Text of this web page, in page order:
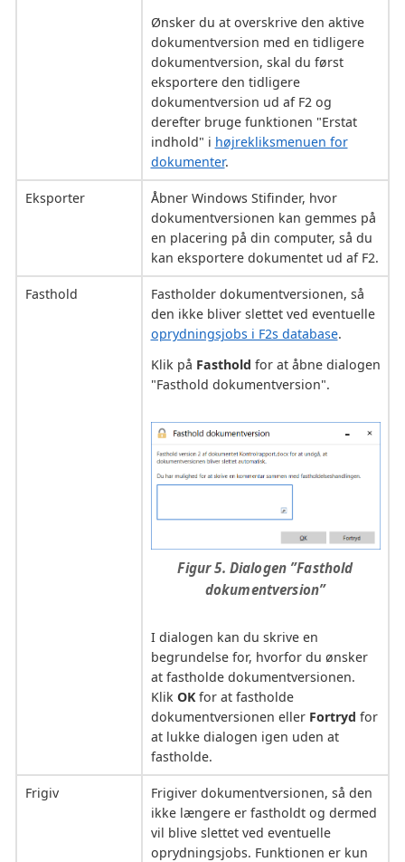
Ønsker du at overskrive den aktive
dokumentversion med en tidligere
dokumentversion, skal du først
eksportere den tidligere
dokumentversion ud af F2 og
derefter bruge funktionen "Erstat
indhold" i højrekliksmenuen for
dokumenter.
Eksporter
Åbner Windows Stifinder, hvor
dokumentversionen kan gemmes på
en placering på din computer, så du
kan eksportere dokumentet ud af F2.
Fasthold
Fastholder dokumentversionen, så
den ikke bliver slettet ved eventuelle
oprydningsjobs i F2s database.
Klik på Fasthold for at åbne dialogen
"Fasthold dokumentversion".
Figur 5. Dialogen ”Fasthold
dokumentversion”
I dialogen kan du skrive en
begrundelse for, hvorfor du ønsker
at fastholde dokumentversionen.
Klik OKfor at fastholde
dokumentversionen eller Fortryd for
at lukke dialogen igen uden at
fastholde.
Frigiv
Frigiver dokumentversionen, så den
ikke længere er fastholdt og dermed
vil blive slettet ved eventuelle
oprydningsjobs. Funktionen er kun